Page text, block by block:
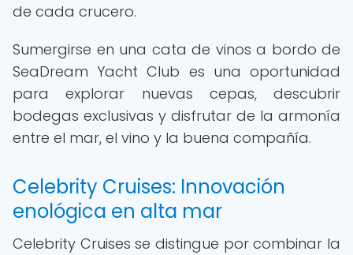
de cada crucero.
Sumergirse en una cata de vinos a bordo de
SeaDream Yacht Club es una oportunidad
para explorar nuevas cepas, descubrir
bodegas exclusivas y disfrutar de la armonía
entre el mar, el vino y la buena compañía.
Celebrity Cruises: Innovación
enológica en alta mar
Celebrity Cruises se distingue por combinar la